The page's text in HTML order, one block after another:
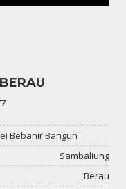
Bebanir Bangun
Sambaliung
Berau